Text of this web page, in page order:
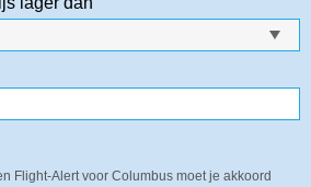
Flight-Alert voor Columbus moet je akkoord